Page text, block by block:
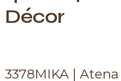
Décor
3378MIKA |